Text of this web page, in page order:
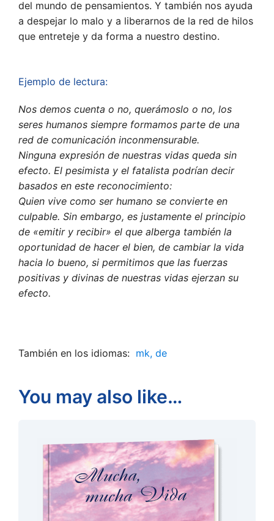
del mundo de pensamientos. Y también nos ayuda
a despejar lo malo y a liberarnos de la red de hilos
que entreteje y da forma a nuestro destino.
Ejemplo de lectura:
Nos demos cuenta o no, querámoslo o no, los
seres humanos siempre formamos parte de una
red de comunicación inconmensurable.
Ninguna expresión de nuestras vidas queda sin
efecto. El pesimista y el fatalista podrían decir
basados en este reconocimiento:
Quien vive como ser humano se convierte en
culpable. Sin embargo, es justamente el principio
de «emitir y recibir» el que alberga también la
oportunidad de hacer el bien, de cambiar la vida
hacia lo bueno, si permitimos que las fuerzas
positivas y divinas de nuestras vidas ejerzan su
efecto.
También en los idiomas: mk, de
You may also like…